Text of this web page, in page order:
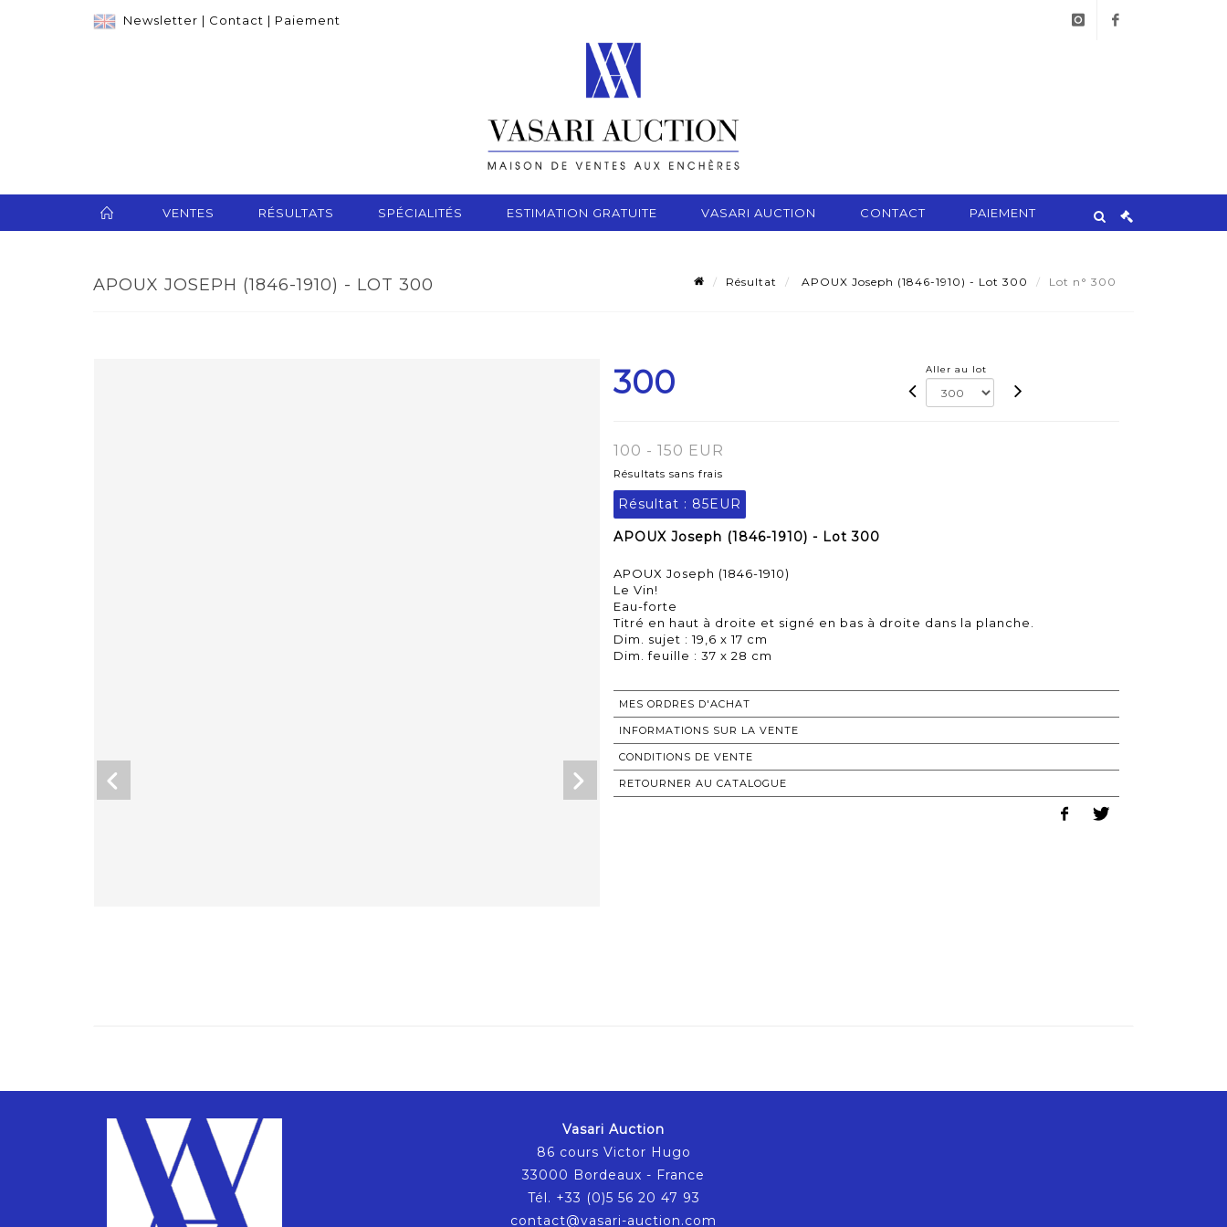
Newsletter | Contact | Paiement
VENTES RÉSULTATS SPÉCIALITÉS ESTIMATION GRATUITE VASARI AUCTION CONTACT PAIEMENT
APOUX JOSEPH (1846-1910) - LOT 300 Résultat APOUX Joseph (1846-1910) - Lot 300 Lot n° 300
300 Aller au lot
100 - 150 EUR
Résultats sans frais
Résultat : 85EUR
APOUX Joseph (1846-1910) - Lot 300
APOUX Joseph (1846-1910)
Le Vin!
Eau-forte
Titré en haut à droite et signé en bas à droite dans la planche.
Dim. sujet : 19,6 x 17 cm
Dim. feuille : 37 x 28 cm
MES ORDRES D'ACHAT
INFORMATIONS SUR LA VENTE
CONDITIONS DE VENTE
RETOURNER AU CATALOGUE
Vasari Auction
86 cours Victor Hugo
33000 Bordeaux - France
Tél. +33 (0)5 56 20 47 93
contact@vasari-auction.com